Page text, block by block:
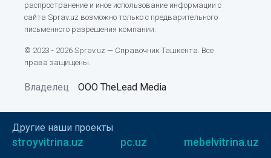
Мемориальный комплекс «Парк Победы» в
Ташкенте
Как поступить в ВУЗ в Узбекистане: актуальные
изменения и онлайн-регистрация
Станция метро «Мустакиллик майдони» (Площадь
Узбекистан – информация для гостей республики
Геологический музей Узбекистана
распространение и иное использование информации с
сайта Sprav.uz возможно только с предварительного
письменного разрешения компании.
© 2023 - 2026 Sprav.uz — Справочник Ташкента. Все
права защищены.
Владелец ООО TheLead Media
Другие наши проекты
stroyvitrina.uz pc.uz mebelvitrina.uz